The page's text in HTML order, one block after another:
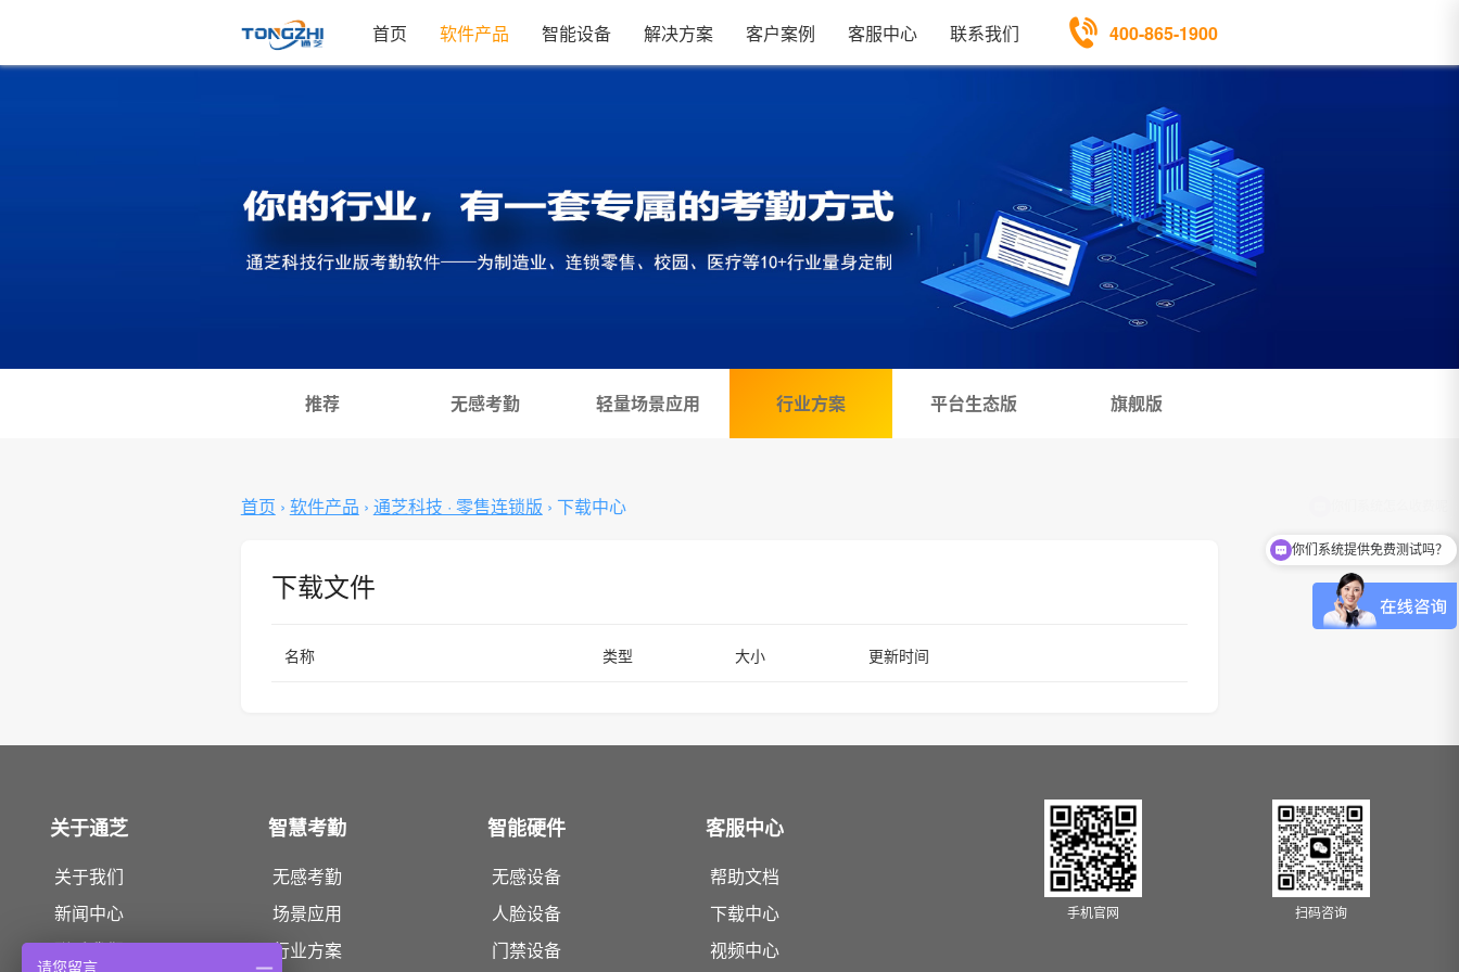
首页 软件产品 智能设备 解决方案 客户案例 客服中心 联系我们 400-865-1900
推荐 无感考勤 轻量场景应用 行业方案 平台生态版 旗舰版
首页 › 软件产品 › 通芝科技 · 零售连锁版 › 下载中心
下载文件
名称 类型 大小 更新时间
关于通芝
关于我们
新闻中心
智慧考勤
无感考勤
场景应用
行业方案
智能硬件
无感设备
人脸设备
门禁设备
客服中心
帮助文档
下载中心
视频中心
手机官网 扫码咨询
你们系统提供免费测试吗？
请您留言